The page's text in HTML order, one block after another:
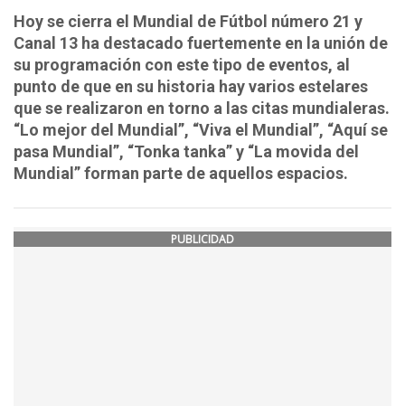
Hoy se cierra el Mundial de Fútbol número 21 y
Canal 13 ha destacado fuertemente en la unión de
su programación con este tipo de eventos, al
punto de que en su historia hay varios estelares
que se realizaron en torno a las citas mundialeras.
“Lo mejor del Mundial”, “Viva el Mundial”, “Aquí se
pasa Mundial”, “Tonka tanka” y “La movida del
Mundial” forman parte de aquellos espacios.
PUBLICIDAD